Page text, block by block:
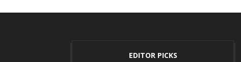
EDITOR PICKS